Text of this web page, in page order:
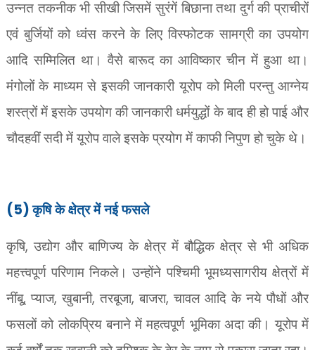
उन्नत तकनीक भी सीखी जिसमें सुरंगें बिछाना तथा दुर्ग की प्राचीरों
एवं बुर्जियों को ध्वंस करने के लिए विस्फोटक सामग्री का उपयोग
आदि सम्मिलित था। वैसे बारूद का आविष्कार चीन में हुआ था।
मंगोलों के माध्यम से इसकी जानकारी यूरोप को मिली परन्तु आग्नेय
शस्त्रों में इसके उपयोग की जानकारी धर्मयुद्धों के बाद ही हो पाई और
चौदहवीं सदी में यूरोप वाले इसके प्रयोग में काफी निपुण हो चुके थे।
(5)कृषि के क्षेत्र में नई फसले
कृषि, उद्योग और बाणिज्य के क्षेत्र में बौद्धिक क्षेत्र से भी अधिक
महत्त्वपूर्ण परिणाम निकले। उन्होंने पश्चिमी भूमध्यसागरीय क्षेत्रों में
नींबू, प्याज, खुबानी, तरबूजा,बाजरा,चावल आदि के नये पौधों और
फसलों को लोकप्रिय बनाने में महत्वपूर्ण भूमिका अदा की। यूरोप में